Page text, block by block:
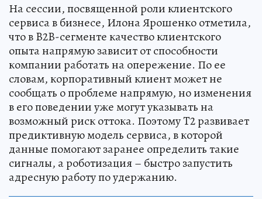
На сессии, посвященной роли клиентского
сервиса в бизнесе, Илона Ярошенко отметила,
что в B2B-сегменте качество клиентского
опыта напрямую зависит от способности
компании работать на опережение. По ее
словам, корпоративный клиент может не
сообщать о проблеме напрямую, но изменения
в его поведении уже могут указывать на
возможный риск оттока. Поэтому T2 развивает
предиктивную модель сервиса, в которой
данные помогают заранее определить такие
сигналы, а роботизация – быстро запустить
адресную работу по удержанию.